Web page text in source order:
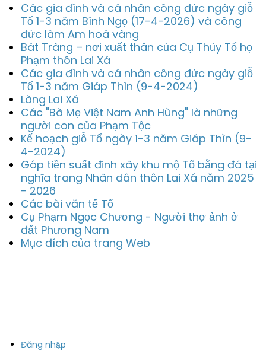
Các gia đình và cá nhân công đức ngày giỗ
Tổ 1-3 năm Bính Ngọ (17-4-2026) và công
đức làm Am hoá vàng
Bát Tràng – nơi xuất thân của Cụ Thủy Tổ họ
Phạm thôn Lai Xá
Các gia đình và cá nhân công đức ngày giỗ
Tổ 1-3 năm Giáp Thìn (9-4-2024)
Làng Lai Xá
Các "Bà Mẹ Việt Nam Anh Hùng" là những
người con của Phạm Tộc
Kế hoạch giỗ Tổ ngày 1-3 năm Giáp Thìn (9-
4-2024)
Góp tiền suất đinh xây khu mộ Tổ bằng đá tại
nghĩa trang Nhân dân thôn Lai Xá năm 2025
- 2026
Các bài văn tế Tổ
Cụ Phạm Ngọc Chương - Người thợ ảnh ở
đất Phương Nam
Mục đích của trang Web
Đăng nhập